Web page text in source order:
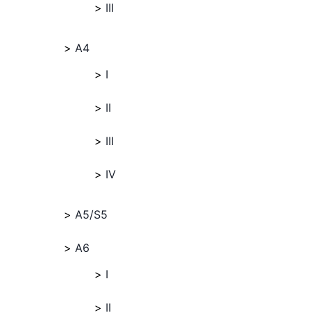
III
A4
I
II
III
IV
A5/S5
A6
I
II